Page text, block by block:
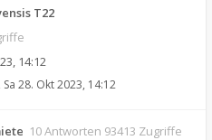
T22
14:12
Sa 28. Okt 2023, 14:12
10 Antworten 93413 Zugriffe